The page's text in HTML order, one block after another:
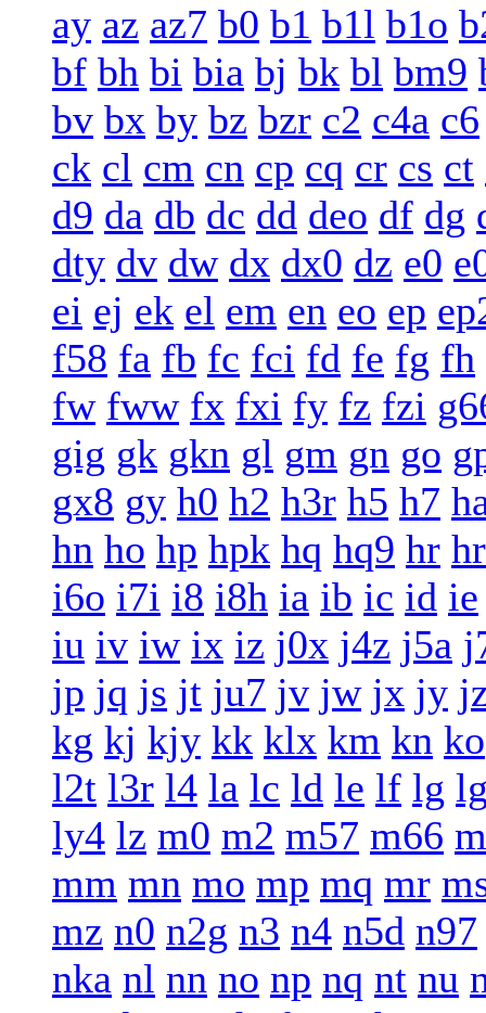
ay az az7 b0 b1 b1l b1o
bf bh bi bia bj bk bl bm9
bv bx by bz bzr c2 c4a c6
ck cl cm cn cp cq cr cs ct
d9 da db dc dd deo df dg
dty dv dw dx dx0 dz e0
ei ej ek el em en eo ep
f58 fa fb fc fci fd fe fg fh
fw fww fx fxi fy fz fzi
gig gk gkn gl gm gn go
gx8 gy h0 h2 h3r h5 h7
hn ho hp hpk hq hq9 hr
i6o i7i i8 i8h ia ib ic id ie
iu iv iw ix iz j0x j4z j5a
jp jq js jt ju7 jv jw jx jy
kg kj kjy kk klx km kn ko
l2t l3r l4 la lc ld le lf lg
ly4 lz m0 m2 m57 m66
mm mn mo mp mq mr
mz n0 n2g n3 n4 n5d n97
nka nl nn no np nq nt nu